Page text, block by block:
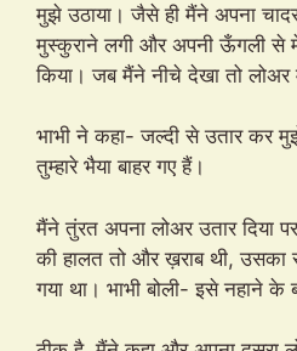
मुझे उठाया। जैसे ही मैंने अपना
मुस्कुराने लगी और अपनी ऊँगली से
किया। जब मैंने नीचे देखा तो लोअर
भाभी ने कहा- जल्दी से उतार कर
तुम्हारे भैया बाहर गए हैं।
मैंने तुंरत अपना लोअर उतार दिया
की हालत तो और ख़राब थी, उसका
गया था। भाभी बोली- इसे नहाने के